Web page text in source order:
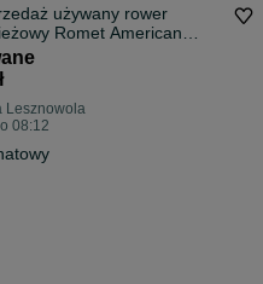
używany rower
Romet American
kolorze niebieskim
Lesznowola
08:12